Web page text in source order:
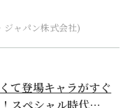
ジャパン株式会社)
て登場キャラがすぐ
スペシャル時代…